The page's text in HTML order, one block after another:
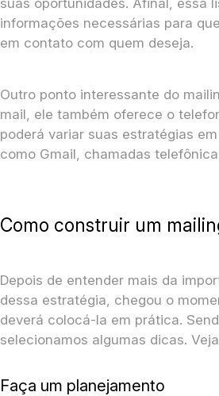
informações necessárias para
em contato com quem deseja.
Outro ponto interessante do
mail, ele também oferece o
poderá variar suas estratégias
como Gmail, chamadas
Como construir um
Depois de entender mais da
dessa estratégia, chegou o
deverá colocá-la em prática.
selecionamos algumas dicas.
Faça um planejamento